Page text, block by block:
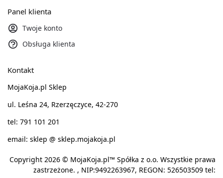
Panel klienta
Twoje konto
Obsługa klienta
Kontakt
MojaKoja.pl Sklep
ul. Leśna 24, Rzerzęczyce, 42-270
tel: 791 101 201
email: sklep @ sklep.mojakoja.pl
Copyright 2026 © MojaKoja.pl™ Spółka z o.o. Wszystkie prawa
zastrzeżone. , NIP:9492263967, REGON: 526503509 tel: